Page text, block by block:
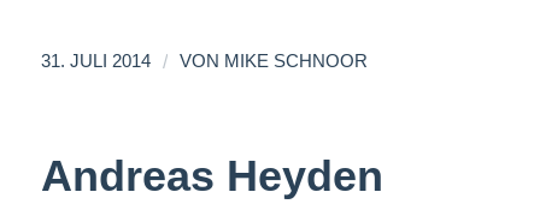
31. JULI 2014 / VON MIKE SCHNOOR
Andreas Heyden